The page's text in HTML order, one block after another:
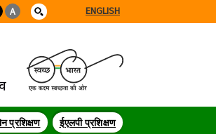
A ENGLISH
प्रशिक्षण ईएलपी प्रशिक्षण